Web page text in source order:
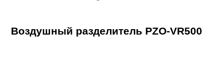
Воздушный разделитель PZO-VR500